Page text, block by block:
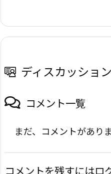
ディスカッション
コメント一覧
まだ、コメントがあり
コメントを残すにはロ